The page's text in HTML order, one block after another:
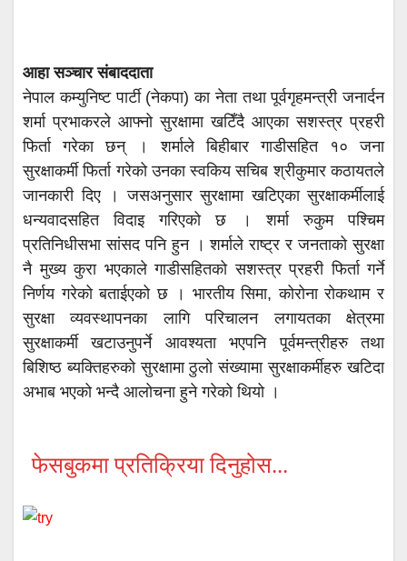
आहा सञ्चार संबाददाता
नेपाल कम्युनिष्ट पार्टी (नेकपा) का नेता तथा पूर्वगृहमन्त्री जनार्दन
शर्मा प्रभाकरले आफ्नो सुरक्षामा खटिँदै आएका सशस्त्र प्रहरी
फिर्ता गरेका छन् । शर्माले बिहीबार गाडीसहित १० जना
सुरक्षाकर्मी फिर्ता गरेको उनका स्वकिय सचिब श्रीकुमार कठायतले
जानकारी दिए । जसअनुसार सुरक्षामा खटिएका सुरक्षाकर्मीलाई
धन्यवादसहित विदाइ गरिएको छ । शर्मा रुकुम पश्चिम
प्रतिनिधीसभा सांसद पनि हुन । शर्माले राष्ट्र र जनताको सुरक्षा
नै मुख्य कुरा भएकाले गाडीसहितको सशस्त्र प्रहरी फिर्ता गर्ने
निर्णय गरेको बताईएको छ । भारतीय सिमा, कोरोना रोकथाम र
सुरक्षा व्यवस्थापनका लागि परिचालन लगायतका क्षेत्रमा
सुरक्षाकर्मी खटाउनुपर्ने आवश्यता भएपनि पूर्वमन्त्रीहरु तथा
बिशिष्ठ ब्यक्तिहरुको सुरक्षामा ठुलो संख्यामा सुरक्षाकर्मीहरु खटिदा
अभाब भएको भन्दै आलोचना हुने गरेको थियो ।
फेसबुकमा प्रतिक्रिया दिनुहोस...